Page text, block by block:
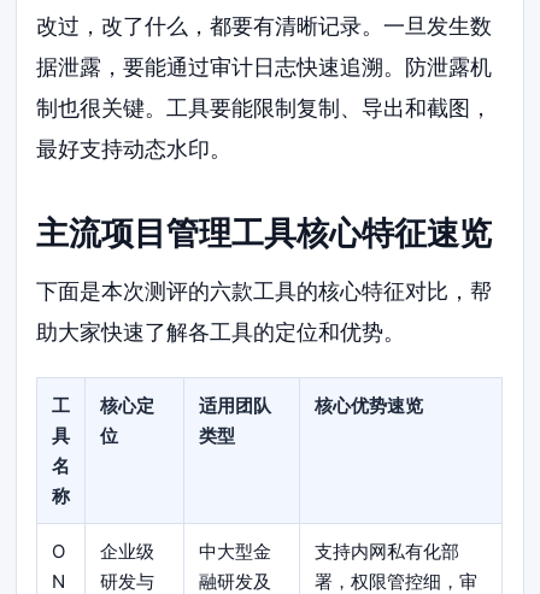
改过，改了什么，都要有清晰记录。一旦发生数
据泄露，要能通过审计日志快速追溯。防泄露机
制也很关键。工具要能限制复制、导出和截图，
最好支持动态水印。
主流项目管理工具核心特征速览
下面是本次测评的六款工具的核心特征对比，帮
助大家快速了解各工具的定位和优势。
工
具
名
称
核心定
位
适用团队
类型
核心优势速览
O
N
企业级
研发与
中大型金
融研发及
支持内网私有化部
署，权限管控细，审